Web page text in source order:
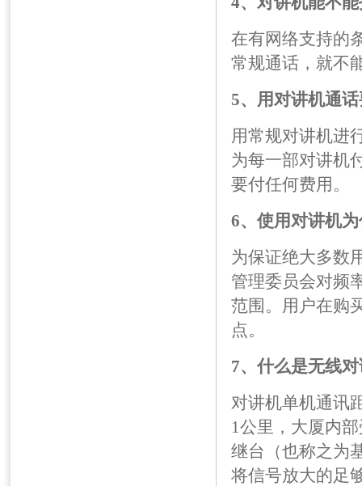
在有网络支持的
常规通话，就不
5、用对讲机通
用常规对讲机进
为每一部对讲机
要付任何费用。
6、使用对讲机
为保证绝大多数
管理委员会对频
范围。用户在购
点。
7、什么是无线对
对讲机单机通讯
1公里，大厦内
继台（也称之为
将信号放大的足